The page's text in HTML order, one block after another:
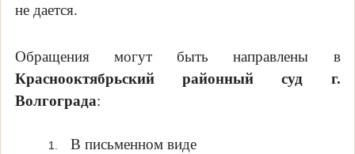
не дается.
Обращения могут быть направлены в
Краснооктябрьский районный суд г.
Волгограда:
В письменном виде